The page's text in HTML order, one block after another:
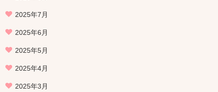
2025年7月
2025年6月
2025年5月
2025年4月
2025年3月